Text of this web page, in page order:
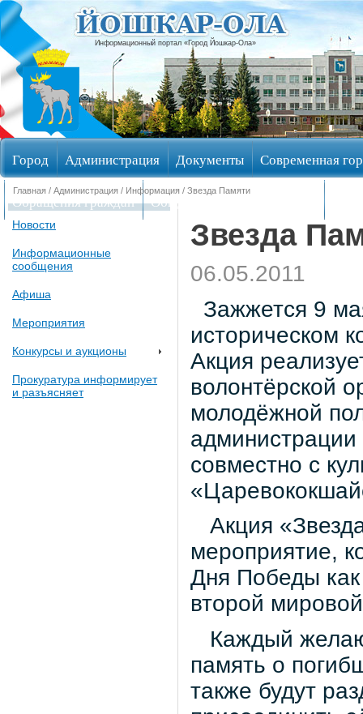
Информационный портал «Город Йошкар-Ола»
Город Администрация Документы Современная
Обращения граждан Общественные обсуждения
Главная / Администрация / Информация / Звезда Памяти
Новости
Информационные
сообщения
Афиша
Мероприятия
Конкурсы и аукционы
Прокуратура информирует
и разъясняет
Звезда
06.05.2011
Зажжется 9
историческом
Акция
волонтёрской
молодёжной
администрации
совместно с
Акция
мероприятие,
Дня Победы
второй
Каждый
память о
также будут